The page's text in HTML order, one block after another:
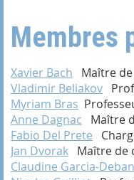
Membres
Xavier Bach Maître
Vladimir Beliakov
Myriam Bras
Anne Dagnac Maître
Fabio Del Prete
Jan Dvorak Maître de
Claudine Garcia-